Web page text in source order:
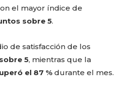
el mayor índice de
sobre 5.
de satisfacción de los
5, mientras que la
el 87 % durante el mes.